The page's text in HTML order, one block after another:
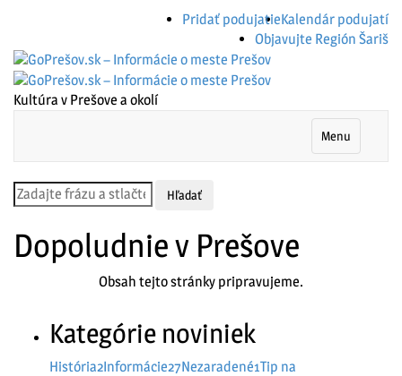
Kalendár podujatí
Pridať podujatie
Objavujte Región Šariš
Kultúra v Prešove a okolí
Menu
Dopoludnie v Prešove
Obsah tejto stránky pripravujeme.
Kategórie noviniek
História2Informácie27Nezaradené1Tip na